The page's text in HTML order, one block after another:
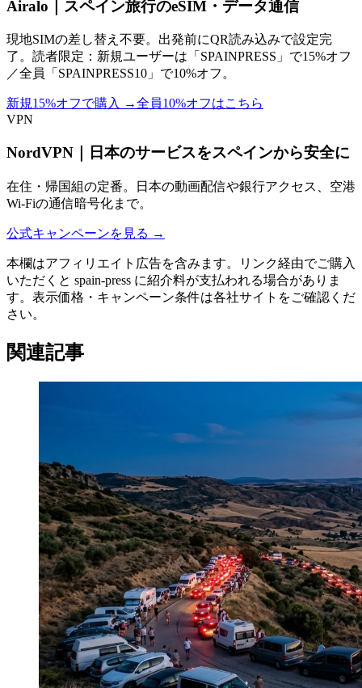
Airalo｜スペイン旅行のeSIM・データ通信
現地SIMの差し替え不要。出発前にQR読み込みで設定完
了。読者限定：新規ユーザーは「SPAINPRESS」で15%オフ
／全員「SPAINPRESS10」で10%オフ。
新規15%オフで購入 →全員10%オフはこちら
VPN
NordVPN｜日本のサービスをスペインから安全に
在住・帰国組の定番。日本の動画配信や銀行アクセス、空港
Wi-Fiの通信暗号化まで。
公式キャンペーンを見る →
本欄はアフィリエイト広告を含みます。リンク経由でご購入
いただくと spain-press に紹介料が支払われる場合がありま
す。表示価格・キャンペーン条件は各社サイトをご確認くだ
さい。
関連記事